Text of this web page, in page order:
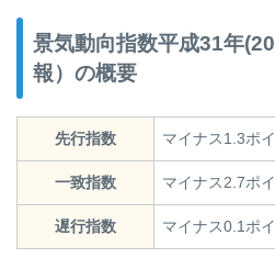
景気動向指数平成31年
報）の概要
先行指数 マイナス1.3ポ
一致指数 マイナス2.7ポ
遅行指数 マイナス0.1ポ